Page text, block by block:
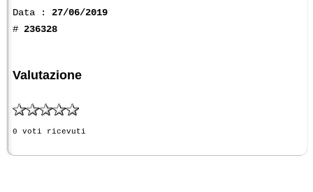
Data : 27/06/2019
# 236328
Valutazione
0 voti ricevuti